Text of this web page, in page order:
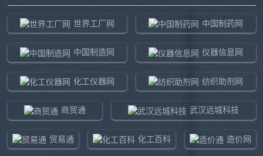
世界工厂网 中国制药网
中国制造网 仪器信息网
化工仪器网 纺织助剂网
商贸通 武汉远城科技
贸易通 化工百科 造价网